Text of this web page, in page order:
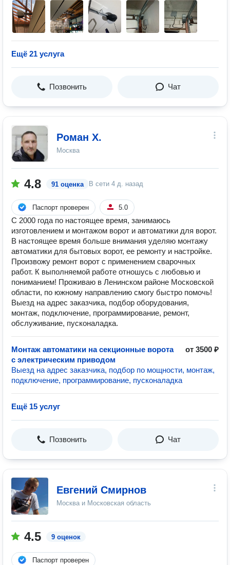
Ещё 21 услуга
Позвонить Чат
Роман Х.
Москва
4.8 91 оценка В сети 4 д. назад
Паспорт проверен 5.0
С 2000 года по настоящее время, занимаюсь
изготовлением и монтажом ворот и автоматики для ворот.
В настоящее время больше внимания уделяю монтажу
автоматики для бытовых ворот, ее ремонту и настройке.
Произвожу ремонт ворот с применением сварочных
работ. К выполняемой работе отношусь с любовью и
пониманием! Проживаю в Ленинском районе Московской
области, по южному направлению смогу быстро помочь!
Выезд на адрес заказчика, подбор оборудования,
монтаж, подключение, программирование, ремонт,
обслуживание, пусконаладка.
Монтаж автоматики на секционные ворота
с электрическим приводом
от 3500 ₽
Выезд на адрес заказчика, подбор по мощности, монтаж,
подключение, программирование, пусконаладка
Ещё 15 услуг
Позвонить Чат
Евгений Смирнов
Москва и Московская область
4.5 9 оценок
Паспорт проверен